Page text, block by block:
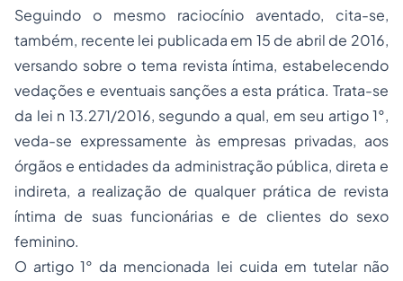
Seguindo o mesmo raciocínio aventado, cita-se,
também, recente lei publicada em 15 de abril de 2016,
versando sobre o tema revista íntima, estabelecendo
vedações e eventuais sanções a esta prática. Trata-se
da lei n 13.271/2016, segundo a qual, em seu artigo 1°,
veda-se expressamente às empresas privadas, aos
órgãos e entidades da administração pública, direta e
indireta, a realização de qualquer prática de revista
íntima de suas funcionárias e de clientes do sexo
feminino.
O artigo 1° da mencionada lei cuida em tutelar não